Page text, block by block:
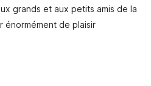
grands et aux petits amis de la
énormément de plaisir